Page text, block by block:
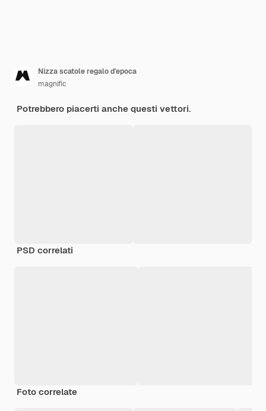
Nizza scatole regalo d'epoca
magnific
Potrebbero piacerti anche questi vettori.
PSD correlati
Foto correlate